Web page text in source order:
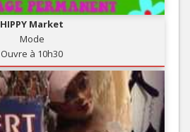
HIPPY Market
Mode
Ouvre à 10h30